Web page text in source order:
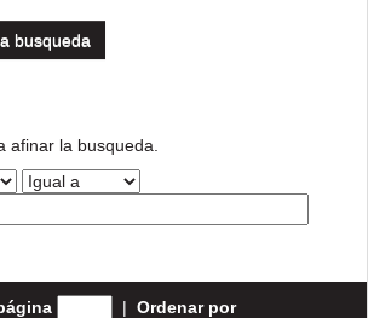
busqueda
afinar la busqueda.
| Ordenar por